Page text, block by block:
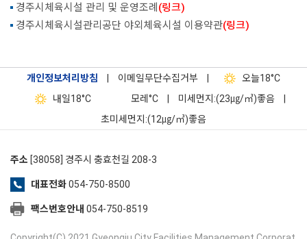
경주시체육시설 관리 및 운영조례 (링크)
경주시체육시설관리공단 야외체육시설 이용약관(링크)
개인정보처리방침 이메일무단수집거부 오늘18°C
내일18°C 모레 °C 미세먼지:(23㎍/㎥)좋음
초미세먼지:(12㎍/㎥)좋음
주소 [38058] 경주시 충효천길 208-3
대표전화054-750-8500
팩스번호안내 054-750-8519